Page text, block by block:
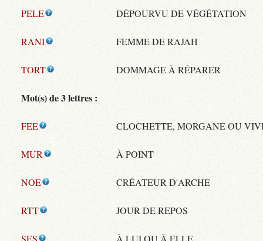
PELE DÉPOURVU DE VÉGÉTATION
RANI FEMME DE RAJAH
TORT DOMMAGE À RÉPARER
Mot(s) de 3 lettres :
FEE CLOCHETTE, MORGANE OU
MUR À POINT
NOE CRÉATEUR D'ARCHE
RTT JOUR DE REPOS
SES À LUI OU À ELLE